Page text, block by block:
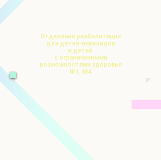
Отделение реабилитации
для детей-инвалидов
и детей
с ограниченными
возможностями здоровья
№1, №4